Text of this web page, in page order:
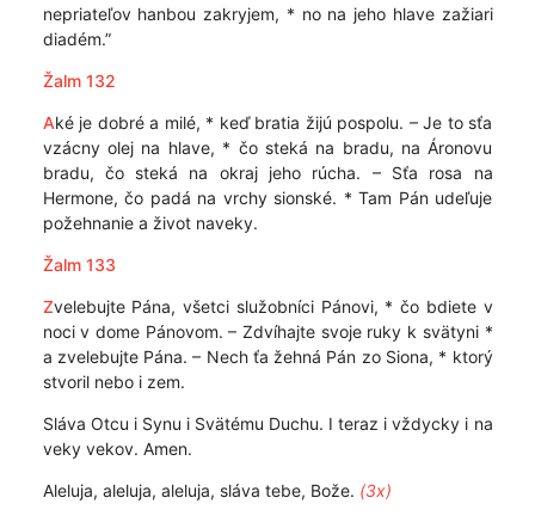
nepriateľov hanbou zakryjem, * no na jeho hlave zažiari
diadém.”
Žalm 132
Aké je dobré a milé, * keď bratia žijú pospolu. – Je to sťa
vzácny olej na hlave, * čo steká na bradu, na Áronovu
bradu, čo steká na okraj jeho rúcha. – Sťa rosa na
Hermone, čo padá na vrchy sionské. * Tam Pán udeľuje
požehnanie a život naveky.
Žalm 133
Zvelebujte Pána, všetci služobníci Pánovi, * čo bdiete v
noci v dome Pánovom. – Zdvíhajte svoje ruky k svätyni *
a zvelebujte Pána. – Nech ťa žehná Pán zo Siona, * ktorý
stvoril nebo i zem.
Sláva Otcu i Synu i Svätému Duchu. I teraz i vždycky i na
veky vekov. Amen.
Aleluja, aleluja, aleluja, sláva tebe, Bože. (3x)